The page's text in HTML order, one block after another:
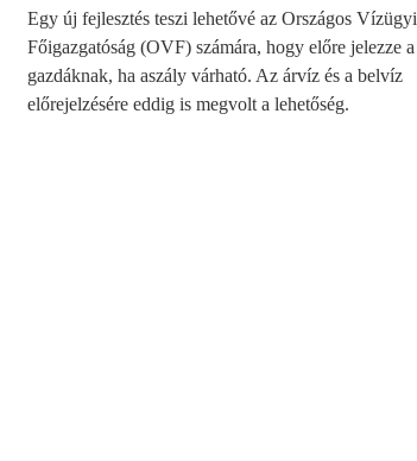
Egy új fejlesztés teszi lehetővé az Országos Vízügyi
Főigazgatóság (OVF) számára, hogy előre jelezze a
gazdáknak, ha aszály várható. Az árvíz és a belvíz
előrejelzésére eddig is megvolt a lehetőség.